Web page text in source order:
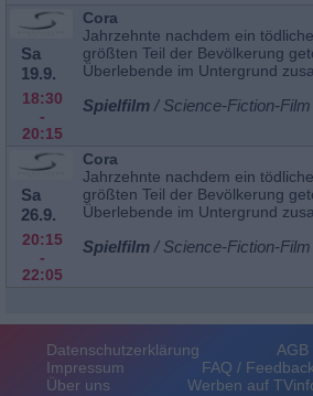
Sa
19.9.
18:30
-
20:15
Cora
Jahrzehnte nachdem ein
größten Teil der Bevölkerung
Überlebende im Untergrund
Spielfilm / Science-Fiction-Film
Sa
26.9.
20:15
-
22:05
Cora
Jahrzehnte nachdem ein
größten Teil der Bevölkerung
Überlebende im Untergrund
Spielfilm / Science-Fiction-Film
Datenschutzerklärung
AGB
Impressum
FAQ / Feedback
Über uns
Werben auf